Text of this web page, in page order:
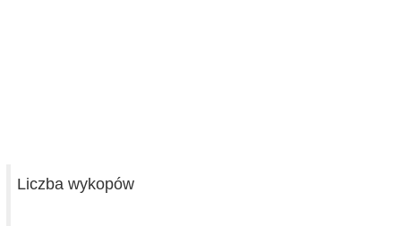
Liczba wykopów